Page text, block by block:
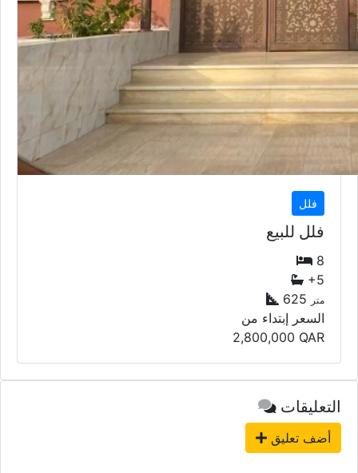
فلل
فلل للبيع
8
+5
625 متر
السعر إبتداء من
2,800,000 QAR
التعليقات
أضف تعليق